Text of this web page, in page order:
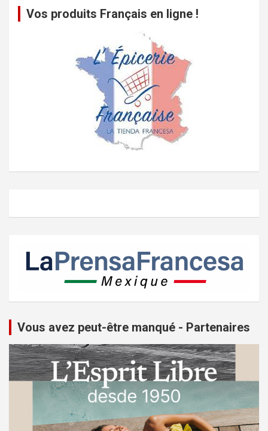
Vos produits Français en ligne !
Vous avez peut-être manqué - Partenaires